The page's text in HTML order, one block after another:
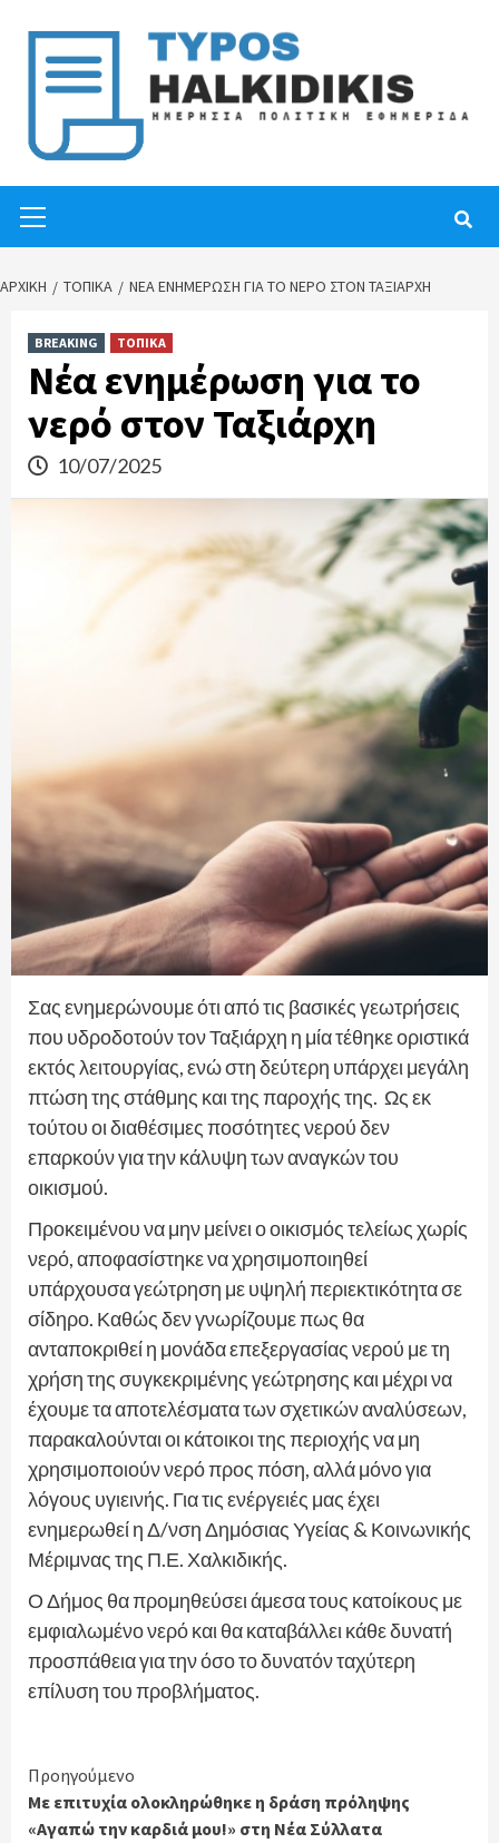
content
Menu
ΑΡΧΙΚΉ ΤΟΠΙΚΑ ΝΈΑ ΕΝΗΜΈΡΩΣΗ ΓΙΑ ΤΟ ΝΕΡΌ ΣΤΟΝ ΤΑΞΙΆΡΧΗ
BREAKING ΤΟΠΙΚΑ
Νέα ενημέρωση για το
νερό στον Ταξιάρχη
10/07/2025
Σας ενημερώνουμε ότι από τις βασικές γεωτρήσεις
που υδροδοτούν τον Ταξιάρχη η μία τέθηκε οριστικά
εκτός λειτουργίας, ενώ στη δεύτερη υπάρχει μεγάλη
πτώση της στάθμης και της παροχής της. Ως εκ
τούτου οι διαθέσιμες ποσότητες νερού δεν
επαρκούν για την κάλυψη των αναγκών του
οικισμού.
Προκειμένου να μην μείνει ο οικισμός τελείως χωρίς
νερό, αποφασίστηκε να χρησιμοποιηθεί
υπάρχουσα γεώτρηση με υψηλή περιεκτικότητα σε
σίδηρο. Καθώς δεν γνωρίζουμε πως θα
ανταποκριθεί η μονάδα επεξεργασίας νερού με τη
χρήση της συγκεκριμένης γεώτρησης και μέχρι να
έχουμε τα αποτελέσματα των σχετικών αναλύσεων,
παρακαλούνται οι κάτοικοι της περιοχής να μη
χρησιμοποιούν νερό προς πόση, αλλά μόνο για
λόγους υγιεινής. Για τις ενέργειές μας έχει
ενημερωθεί η Δ/νση Δημόσιας Υγείας & Κοινωνικής
Μέριμνας της Π.Ε. Χαλκιδικής.
Ο Δήμος θα προμηθεύσει άμεσα τους κατοίκους με
εμφιαλωμένο νερό και θα καταβάλλει κάθε δυνατή
προσπάθεια για την όσο το δυνατόν ταχύτερη
επίλυση του προβλήματος.
Continue
Reading
Προηγούμενο
Με επιτυχία ολοκληρώθηκε η δράση πρόληψης
«Αγαπώ την καρδιά μου!» στη Νέα Σύλλατα